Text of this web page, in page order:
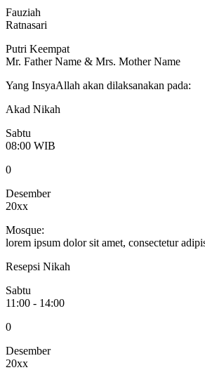
Fauziah
Ratnasari
Putri Keempat
Mr. Father Name & Mrs. Mother Name
Yang InsyaAllah akan dilaksanakan pada:
Akad Nikah
Sabtu
08:00 WIB
0
Desember
20xx
Mosque:
lorem ipsum dolor sit amet, consectetur
Resepsi Nikah
Sabtu
11:00 - 14:00
0
Desember
20xx